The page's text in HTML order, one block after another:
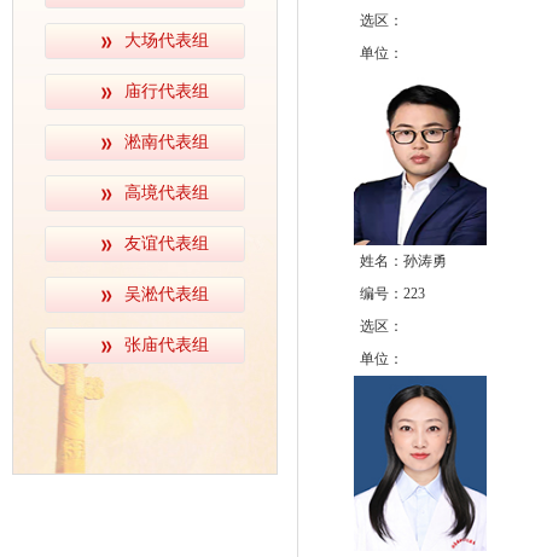
大场代表组
庙行代表组
淞南代表组
高境代表组
友谊代表组
吴淞代表组
张庙代表组
选区：
单位：
姓名：孙涛勇
编号：223
选区：
单位：